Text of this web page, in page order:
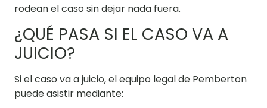
rodean el caso sin dejar nada fuera.
¿QUÉ PASA SI EL CASO VA A
JUICIO?
Si el caso va a juicio, el equipo legal de Pemberton
puede asistir mediante: